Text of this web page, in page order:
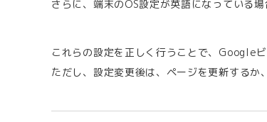
さらに、端末のOS設定が英語になっている
これらの設定を正しく行うことで、Google
ただし、設定変更後は、ページを更新するか